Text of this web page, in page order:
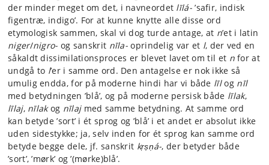
der minder meget om det, i navneordet līlá-’safir, indisk
figentræ, indigo’. For at kunne knytte alle disse ord
etymologisk sammen, skal vi dog turde antage, at n’et i latin
niger/nigro- og sanskrit nīla- oprindelig var et l, der ved en
såkaldt dissimilationsproces er blevet lavet om til et nfor at
undgå to l’er i samme ord. Den antagelse er nok ikke så
umulig endda, for på moderne hindi har vi både līlog nīl
med betydningen ’blå’, og på moderne persisk både līlak,
līlaj, nīlakog nīlajmed samme betydning. At samme ord
kan betyde ’sort’ i ét sprog og ’blå’ i et andet er absolut ikke
uden sidestykke; ja, selv inden for ét sprog kan samme ord
betyde begge dele, jf. sanskrit kṛṣṇá-, der betyder både
’sort’, ’mørk’ og ’(mørke)blå’.